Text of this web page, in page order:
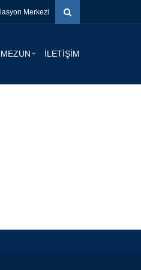
Merkezi
MEZUN İLETİŞİM